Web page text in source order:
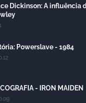
Dickinson: A influência
Powerslave - 1984
- IRON MAIDEN